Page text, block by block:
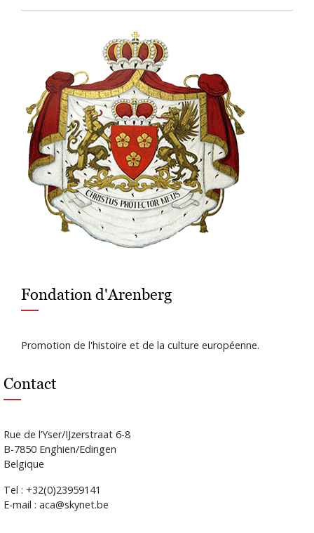
Fondation d'Arenberg
Promotion de l'histoire et de la culture européenne.
Contact
Rue de l’Yser/IJzerstraat 6-8
B-7850 Enghien/Edingen
Belgique
Tel : +32(0)23959141
E-mail : aca@skynet.be